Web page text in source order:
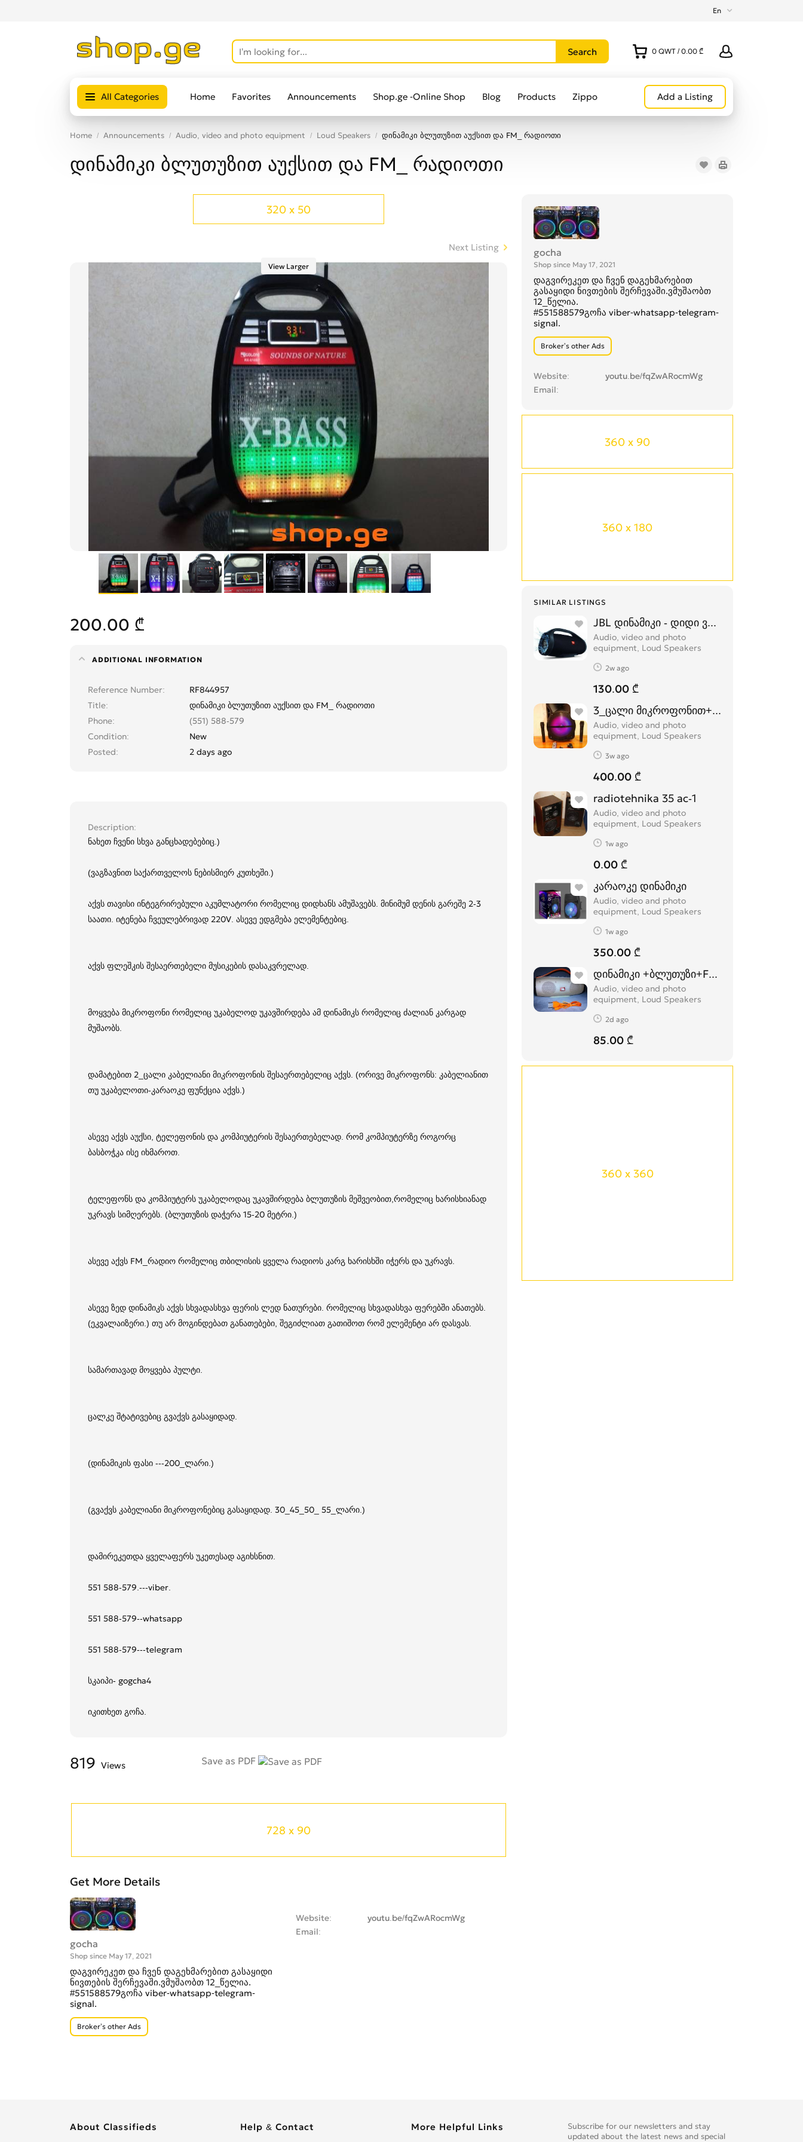
En
0 QWT / 0.00 ₾
All Categories Home Favorites Announcements Shop.ge -Online Shop Blog Products Zippo Add a Listing
Home Announcements Audio, video and photo equipment Loud Speakers დინამიკი ბლუთუზით აუქსით და FM_ რადიოთი
დინამიკი ბლუთუზით აუქსით და FM_ რადიოთი
gocha
Shop since May 17, 2021
დაგვირეკეთ და ჩვენ დაგეხმარებით
გასაყიდი ნივთების შერჩევაში.ვმუშაობთ
12_წელია.
#551588579გოჩა viber-whatsapp-telegram-
signal.
Broker’s other Ads
Website
youtu.be/fqZwARocmWg
Email
360 x 90
360 x 180
SIMILAR LISTINGS
JBL დინამიკი - დიდი ვერსია
Audio, video and photo
equipment, Loud Speakers
2w ago
130.00 ₾
3_ცალი მიკროფონით+8_გიგაბაიტიანი
Audio, video and photo
equipment, Loud Speakers
3w ago
400.00 ₾
radiotehnika 35 ac-1
Audio, video and photo
equipment, Loud Speakers
1w ago
0.00 ₾
კარაოკე დინამიკი
Audio, video and photo
equipment, Loud Speakers
1w ago
350.00 ₾
დინამიკი +ბლუთუზი+FM+USB.(K5+)
Audio, video and photo
equipment, Loud Speakers
2d ago
85.00 ₾
360 x 360
320 x 50
Next Listing
View Larger
200.00 ₾
ADDITIONAL INFORMATION
Reference Number
RF844957
Title
დინამიკი ბლუთუზით აუქსით და FM_ რადიოთი
Phone
(551) 588-579
Condition
New
Posted
2 days ago
Description
ნახეთ ჩვენი სხვა განცხადებებიც.)
(ვაგზავნით საქართველოს ნებისმიერ კუთხეში.)
აქვს თავისი ინტეგრირებული აკუმლატორი რომელიც დიდხანს ამუშავებს. მინიმუმ დენის გარეშე 2-3
საათი. იტენება ჩვეულებრივად 220V. ასევე ედგმება ელემენტებიც.
აქვს ფლეშკის შესაერთებელი მუსიკების დასაკვრელად.
მოყვება მიკროფონი რომელიც უკაბელოდ უკავშირდება ამ დინამიკს რომელიც ძალიან კარგად
მუშაობს.
დამატებით 2_ცალი კაბელიანი მიკროფონის შესაერთებელიც აქვს. (ორივე მიკროფონს: კაბელიანით
თუ უკაბელოთი-კარაოკე ფუნქცია აქვს.)
ასევე აქვს აუქსი, ტელეფონის და კომპიუტერის შესაერთებელად. რომ კომპიუტერზე როგორც
ბასბოჭკა ისე იხმაროთ.
ტელეფონს და კომპიუტერს უკაბელოდაც უკავშირდება ბლუთუზის მეშვეობით,რომელიც ხარისხიანად
უკრავს სიმღერებს. (ბლუთუზის დაჭერა 15-20 მეტრი.)
ასევე აქვს FM_რადიო რომელიც თბილისის ყველა რადიოს კარგ ხარისხში იჭერს და უკრავს.
ასევე ზედ დინამიკს აქვს სხვადასხვა ფერის ლედ ნათურები. რომელიც სხვადასხვა ფერებში ანათებს.
(ეკვალაიზერი.) თუ არ მოგინდებათ განათებები, შეგიძლიათ გათიშოთ რომ ელემენტი არ დასვას.
სამართავად მოყვება პულტი.
ცალკე შტატივებიც გვაქვს გასაყიდად.
(დინამიკის ფასი ---200_ლარი.)
(გვაქვს კაბელიანი მიკროფონებიც გასაყიდად. 30_45_50_ 55_ლარი.)
დამირეკეთდა ყველაფერს უკეთესად აგიხსნით.
551 588-579.---viber.
551 588-579--whatsapp
551 588-579---telegram
სკაიპი- gogcha4
იკითხეთ გოჩა.
Save as PDF
819 Views
728 x 90
Get More Details
gocha
Shop since May 17, 2021
დაგვირეკეთ და ჩვენ დაგეხმარებით გასაყიდი
ნივთების შერჩევაში.ვმუშაობთ 12_წელია.
#551588579გოჩა viber-whatsapp-telegram-
signal.
Broker’s other Ads
Website
youtu.be/fqZwARocmWg
Email
Subscribe for our newsletters and stay
updated about the latest news and special
About Classifieds Help & Contact More Helpful Links